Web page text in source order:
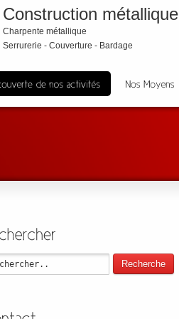
Construction métallique
Charpente métallique
Serrurerie - Couverture - Bardage
Recherche